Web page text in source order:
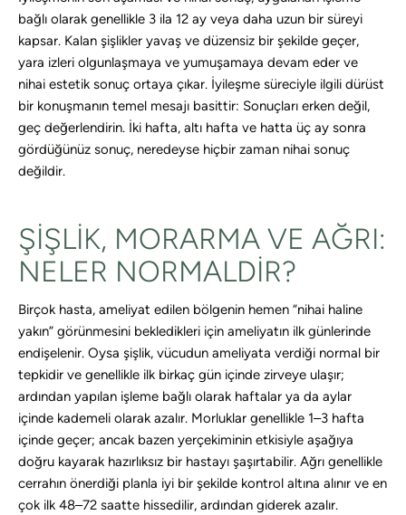
bağlı olarak genellikle 3 ila 12 ay veya daha uzun bir süreyi
kapsar. Kalan şişlikler yavaş ve düzensiz bir şekilde geçer,
yara izleri olgunlaşmaya ve yumuşamaya devam eder ve
nihai estetik sonuç ortaya çıkar. İyileşme süreciyle ilgili dürüst
bir konuşmanın temel mesajı basittir: Sonuçları erken değil,
geç değerlendirin. İki hafta, altı hafta ve hatta üç ay sonra
gördüğünüz sonuç, neredeyse hiçbir zaman nihai sonuç
değildir.
ŞIŞLIK, MORARMA VE AĞRI:
NELER NORMALDIR?
Birçok hasta, ameliyat edilen bölgenin hemen “nihai haline
yakın” görünmesini bekledikleri için ameliyatın ilk günlerinde
endişelenir. Oysa şişlik, vücudun ameliyata verdiği normal bir
tepkidir ve genellikle ilk birkaç gün içinde zirveye ulaşır;
ardından yapılan işleme bağlı olarak haftalar ya da aylar
içinde kademeli olarak azalır. Morluklar genellikle 1–3 hafta
içinde geçer; ancak bazen yerçekiminin etkisiyle aşağıya
doğru kayarak hazırlıksız bir hastayı şaşırtabilir. Ağrı genellikle
cerrahın önerdiği planla iyi bir şekilde kontrol altına alınır ve en
çok ilk 48–72 saatte hissedilir, ardından giderek azalır.